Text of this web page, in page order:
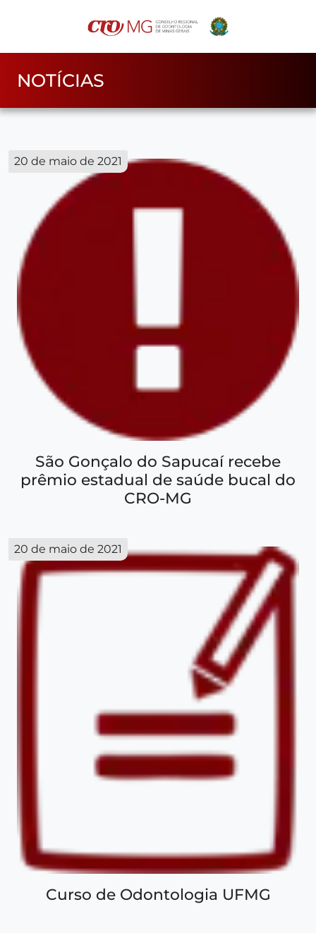
NOTÍCIAS
20 de maio de 2021
São Gonçalo do Sapucaí recebe
prêmio estadual de saúde bucal do
CRO-MG
20 de maio de 2021
Curso de Odontologia UFMG